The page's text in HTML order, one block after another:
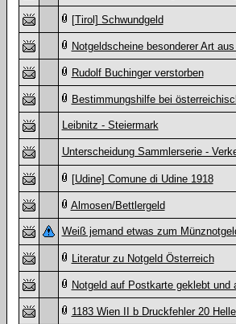
[Tirol] Schwundgeld
Notgeldscheine besonderer Art
Rudolf Buchinger verstorben
Bestimmungshilfe bei
Leibnitz - Steiermark
Unterscheidung Sammlerserie -
[Udine] Comune di Udine 1918
Almosen/Bettlergeld
Weiß jemand etwas zum
Literatur zu Notgeld Österreich
Notgeld auf Postkarte geklebt und
1183 Wien II b Druckfehler 20